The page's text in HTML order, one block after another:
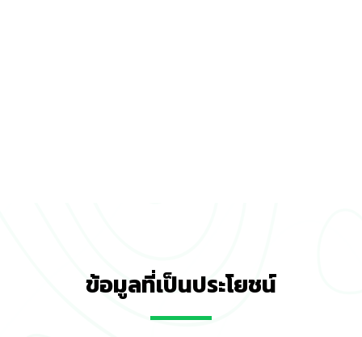
ข้อมูลที่เป็นประโยชน์